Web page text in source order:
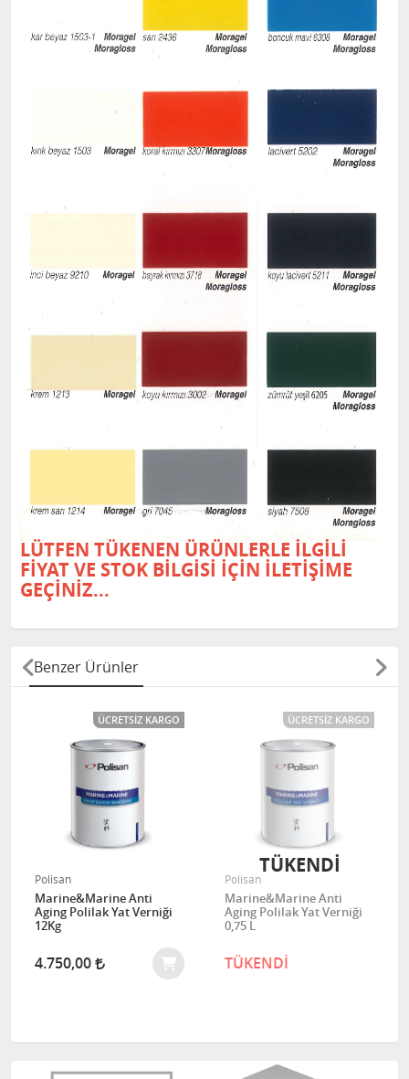
LÜTFEN TÜKENEN ÜRÜNLERLE İLGİLİ
FİYAT VE STOK BİLGİSİ İÇİN İLETİŞİME
GEÇİNİZ...
Benzer Ürünler
ÜCRETSIZ KARGO
Polisan
Marine&Marine Anti
Aging Polilak Yat Verniği
12Kg
4.750,00
ÜCRETSIZ KARGO
Polisan
Marine&Marine Anti
Aging Polilak Yat Verniği
0,75 L
TÜKENDİ
TÜKENDİ